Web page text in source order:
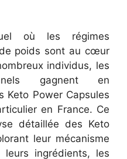
où les régimes
poids sont au cœur
individus, les
gagnent en
Keto Power Capsules
en France. Ce
détaillée des Keto
leur mécanisme
leurs ingrédients, les